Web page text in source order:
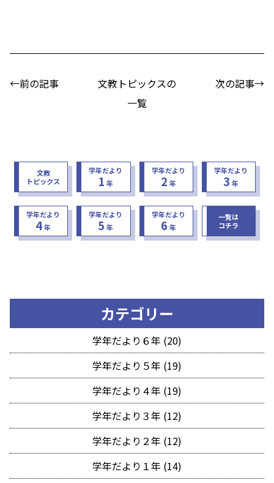
←前の記事
文教トピックスの
一覧
次の記事→
文教
トピックス
学年だより
1 年
学年だより
2 年
学年だより
3 年
学年だより
4年
学年だより
5 年
学年だより
6 年
一覧は
コチラ
カテゴリー
学年だより６年 (20)
学年だより５年 (19)
学年だより４年 (19)
学年だより３年 (12)
学年だより２年 (12)
学年だより１年 (14)